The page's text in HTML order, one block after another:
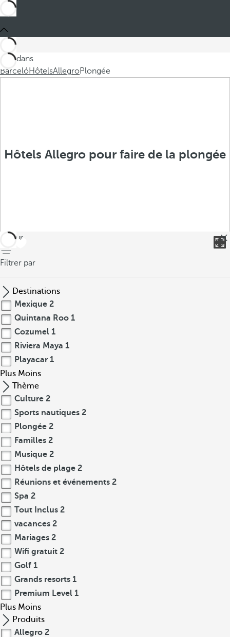
Ces dans
BarcelóHôtelsAllegroPlongée
Hôtels Allegro pour faire de la plongée
retour
Filtrer par
Destinations
Mexique 2
Quintana Roo 1
Cozumel 1
Riviera Maya 1
Playacar 1
Plus Moins
Thème
Culture 2
Sports nautiques 2
Plongée 2
Familles 2
Musique 2
Hôtels de plage 2
Réunions et événements 2
Spa 2
Tout Inclus 2
vacances 2
Mariages 2
Wifi gratuit 2
Golf 1
Grands resorts 1
Premium Level 1
Plus Moins
Produits
Allegro 2